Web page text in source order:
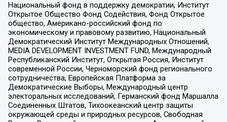
Национальный фонд в поддержку демократии, Институт
Открытое Общество Фонд Содействия, Фонд Открытое
общество, Американо-российский фонд по
экономическому и правовому развитию, Национальный
Демократический Институт Международных Отношений,
MEDIA DEVELOPMENT INVESTMENT FUND, Международный
Республиканский Институт, Открытая Россия, Институт
современной России, Черноморский фонд регионального
сотрудничества, Европейская Платформа за
Демократические Выборы, Международный центр
электоральных исследований, Германский фонд Маршалла
Соединенных Штатов, Тихоокеанский центр защиты
окружающей среды и природных ресурсов, Свободная